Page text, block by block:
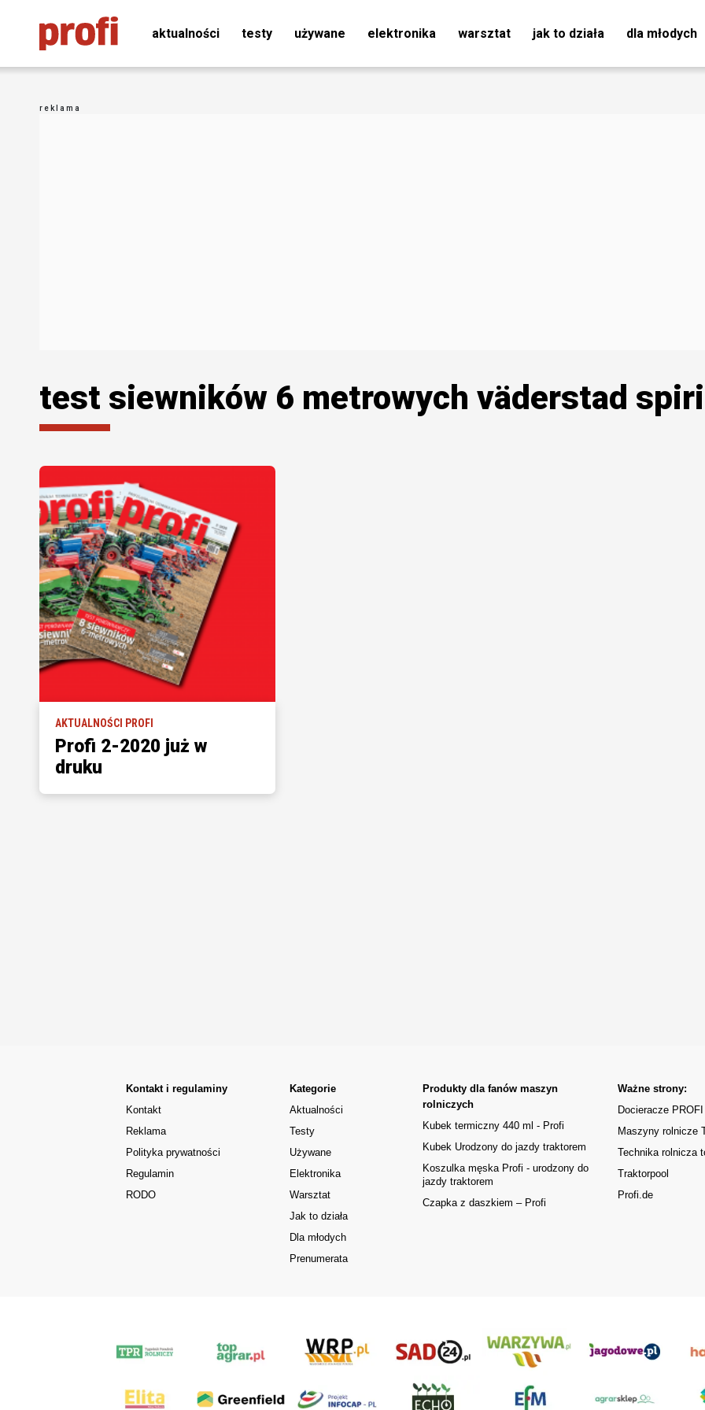
aktualności testy używane elektronika warsztat jak to działa dla młodych
test siewników 6 metrowych väderstad
AKTUALNOŚCI PROFI
Profi 2-2020 już w
druku
Kontakt i regulaminy
Kontakt
Reklama
Polityka prywatności
Regulamin
RODO
Kategorie
Aktualności
Testy
Używane
Elektronika
Warsztat
Jak to działa
Dla młodych
Prenumerata
Produkty dla fanów maszyn
rolniczych
Kubek termiczny 440 ml - Profi
Kubek Urodzony do jazdy traktorem
Koszulka męska Profi - urodzony do
jazdy traktorem
Czapka z daszkiem – Profi
Ważne strony:
Docieracze PROFI
Maszyny rolnicze
Technika rolnicza
Traktorpool
Profi.de